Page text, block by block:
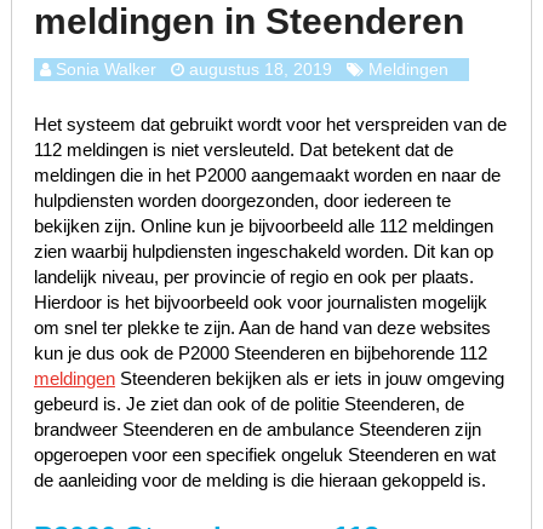
meldingen in Steenderen
Sonia Walker augustus 18, 2019 Meldingen
Het systeem dat gebruikt wordt voor het verspreiden van de
112 meldingen is niet versleuteld. Dat betekent dat de
meldingen die in het P2000 aangemaakt worden en naar de
hulpdiensten worden doorgezonden, door iedereen te
bekijken zijn. Online kun je bijvoorbeeld alle 112 meldingen
zien waarbij hulpdiensten ingeschakeld worden. Dit kan op
landelijk niveau, per provincie of regio en ook per plaats.
Hierdoor is het bijvoorbeeld ook voor journalisten mogelijk
om snel ter plekke te zijn. Aan de hand van deze websites
kun je dus ook de P2000 Steenderen en bijbehorende 112
meldingenSteenderen bekijken als er iets in jouw omgeving
gebeurd is. Je ziet dan ook of de politie Steenderen, de
brandweer Steenderen en de ambulance Steenderen zijn
opgeroepen voor een specifiek ongeluk Steenderen en wat
de aanleiding voor de melding is die hieraan gekoppeld is.